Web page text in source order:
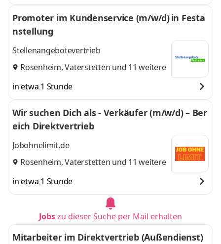
Promoter im Kundenservice (m/w/d) in Festa
nstellung
Stellenangebotevertrieb
Rosenheim,Vaterstetten und 11 weitere
in etwa 1 Stunde
Wir suchen Dich als - Verkäufer (m/w/d) – Ber
eich Direktvertrieb
Jobohnelimit.de
Rosenheim,Vaterstetten und 11 weitere
in etwa 1 Stunde
Jobszu dieser Suche per Mail erhalten
Mitarbeiter im Direktvertrieb (Außendienst)